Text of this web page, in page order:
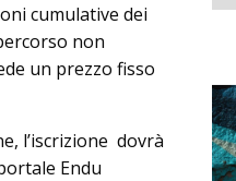
cumulative dei
non
un prezzo fisso
l’iscrizione dovrà
Endu